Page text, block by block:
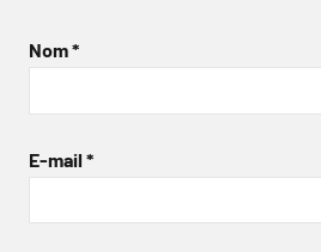
Nom*
E-mail *